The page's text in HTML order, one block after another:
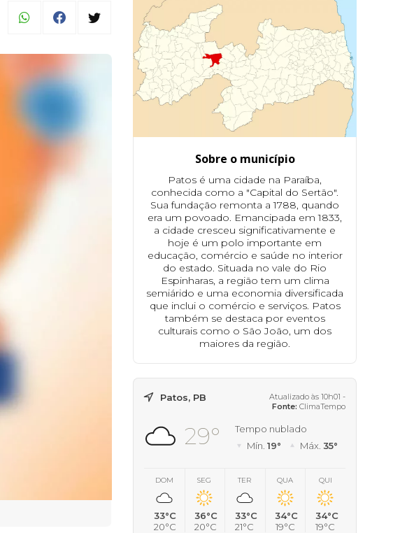
Sobre o município
Patos é uma cidade na Paraíba,
conhecida como a "Capital do Sertão".
Sua fundação remonta a 1788, quando
era um povoado. Emancipada em 1833,
a cidade cresceu significativamente e
hoje é um polo importante em
educação, comércio e saúde no interior
do estado. Situada no vale do Rio
Espinharas, a região tem um clima
semiárido e uma economia diversificada
que inclui o comércio e serviços. Patos
também se destaca por eventos
culturais como o São João, um dos
maiores da região.
Patos, PB
Atualizado às 10h01 -
Fonte: ClimaTempo
29°
Tempo nublado
Mín. 19° Máx. 35°
DOM
33°C
20°C
SEG
36°C
20°C
TER
33°C
21°C
QUA
34°C
19°C
QUI
34°C
19°C